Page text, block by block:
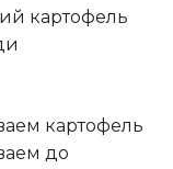
картофель
картофель
до